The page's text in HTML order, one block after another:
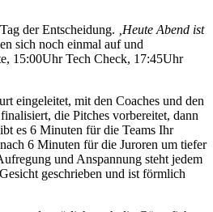
der Entscheidung.
‚Heute Abend ist
sich noch einmal auf und
15:00Uhr Tech Check, 17:45Uhr
eingeleitet, mit den Coaches und den
die Pitches vorbereitet, dann
es 6 Minuten für die Teams Ihr
6 Minuten für die Juroren um tiefer
und Anspannung steht jedem
geschrieben und ist förmlich